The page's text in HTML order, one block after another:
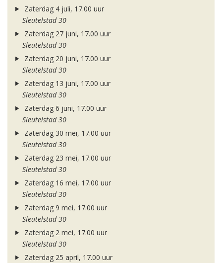
Zaterdag 4 juli, 17.00 uur
Sleutelstad 30
Zaterdag 27 juni, 17.00 uur
Sleutelstad 30
Zaterdag 20 juni, 17.00 uur
Sleutelstad 30
Zaterdag 13 juni, 17.00 uur
Sleutelstad 30
Zaterdag 6 juni, 17.00 uur
Sleutelstad 30
Zaterdag 30 mei, 17.00 uur
Sleutelstad 30
Zaterdag 23 mei, 17.00 uur
Sleutelstad 30
Zaterdag 16 mei, 17.00 uur
Sleutelstad 30
Zaterdag 9 mei, 17.00 uur
Sleutelstad 30
Zaterdag 2 mei, 17.00 uur
Sleutelstad 30
Zaterdag 25 april, 17.00 uur